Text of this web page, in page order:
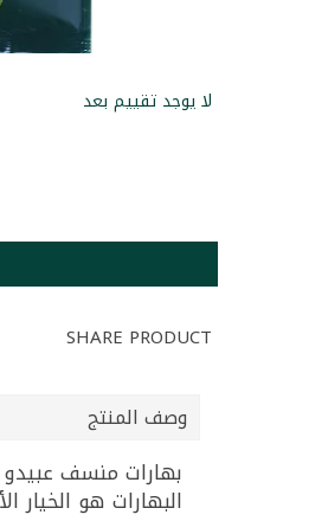
لا يوجد تقييم بعد
SHARE PRODUCT
وصف المنتج
البهارات هو الخيار